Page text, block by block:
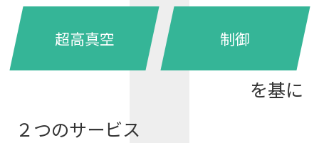
超高真空 制御
を基に
２つのサービス